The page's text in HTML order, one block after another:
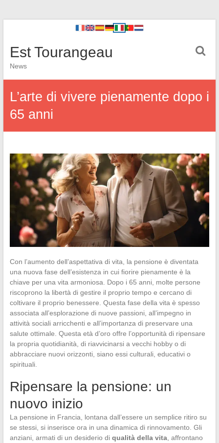
Est Tourangeau
News
L’arte di vivere pienamente dopo i
65 anni
Con l’aumento dell’aspettativa di vita, la pensione è diventata
una nuova fase dell’esistenza in cui fiorire pienamente è la
chiave per una vita armoniosa. Dopo i 65 anni, molte persone
riscoprono la libertà di gestire il proprio tempo e cercano di
coltivare il proprio benessere. Questa fase della vita è spesso
associata all’esplorazione di nuove passioni, all’impegno in
attività sociali arricchenti e all’importanza di preservare una
salute ottimale. Questa età d’oro offre l’opportunità di ripensare
la propria quotidianità, di riavvicinarsi a vecchi hobby o di
abbracciare nuovi orizzonti, siano essi culturali, educativi o
spirituali.
Ripensare la pensione: un
nuovo inizio
La pensione in Francia, lontana dall’essere un semplice ritiro su
se stessi, si inserisce ora in una dinamica di rinnovamento. Gli
anziani, armati di un desiderio di qualità della vita, affrontano